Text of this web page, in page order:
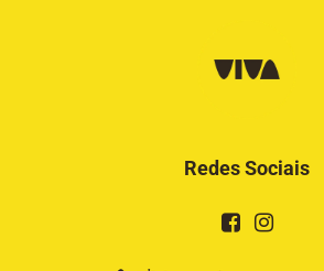
Redes Sociais